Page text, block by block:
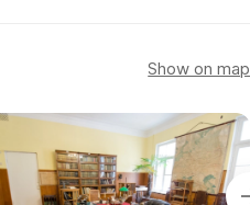
Show on map